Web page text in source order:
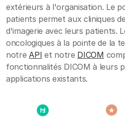
extérieurs à l'organisation. Le
patients permet aux cliniques
d'imagerie avec leurs patients.
oncologiques à la pointe de la
notre API et notre DICOM
fonctionnalités DICOM à leurs
applications existants.